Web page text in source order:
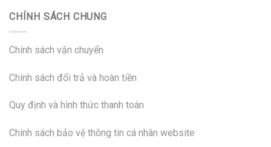
CHÍNH SÁCH CHUNG
Chính sách vận chuyển
Chính sách đổi trả và hoàn tiền
Quy định và hình thức thanh toán
Chính sách bảo vệ thông tin cá nhân website